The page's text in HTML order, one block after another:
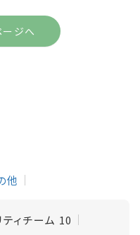
ージへ
他
ィチーム 10